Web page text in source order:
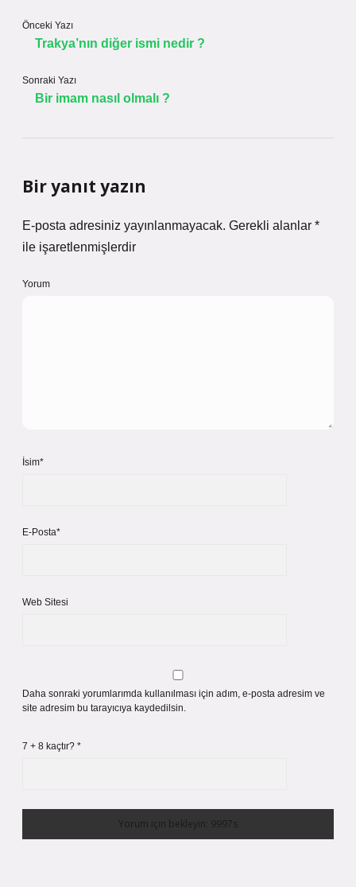
Önceki Yazı
Trakya’nın diğer ismi nedir ?
Sonraki Yazı
Bir imam nasıl olmalı ?
Bir yanıt yazın
E-posta adresiniz yayınlanmayacak. Gerekli alanlar *
ile işaretlenmişlerdir
Yorum
İsim*
E-Posta*
Web Sitesi
Daha sonraki yorumlarımda kullanılması için adım, e-posta adresim ve
site adresim bu tarayıcıya kaydedilsin.
7 + 8 kaçtır? *